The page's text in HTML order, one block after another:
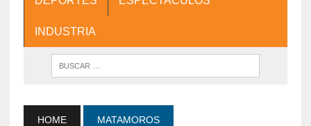
INDUSTRIA
HOME MATAMOROS